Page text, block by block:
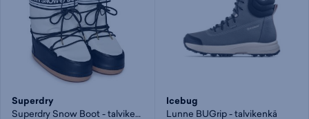
Superdry
Superdry Snow Boot - talvikenkä
Icebug
Lunne BUGrip - talvikenkä